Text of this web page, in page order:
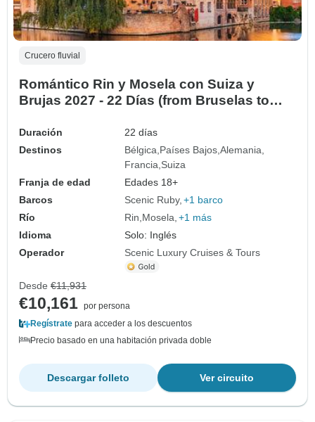
Crucero fluvial
Romántico Rin y Mosela con Suiza y
Brujas 2027 - 22 Días (from Bruselas to
Duración
22 días
Destinos
Bélgica Países Bajos Alemania
Francia Suiza
Franja de edad
Edades 18+
Barcos
Scenic Ruby +1 barco
Río
Rin Mosela +1 más
Idioma
Solo: Inglés
Operador
Scenic Luxury Cruises & Tours
Desde €11,931
€10,161 por persona
Regístrate para acceder a los descuentos
Precio basado en una habitación privada doble
Ver circuito
Descargar folleto